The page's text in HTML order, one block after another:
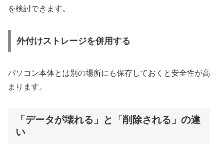
を検討できます。
外付けストレージを併用する
パソコン本体とは別の場所にも保存しておくと安全性が高
まります。
「データが壊れる」と「削除される」の違
い